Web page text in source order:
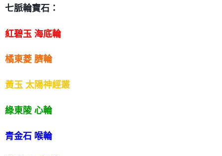
七脈輪寶石：
紅碧玉 海底輪
橘東菱 臍輪
黃玉 太陽神經叢
綠東陵 心輪
青金石 喉輪